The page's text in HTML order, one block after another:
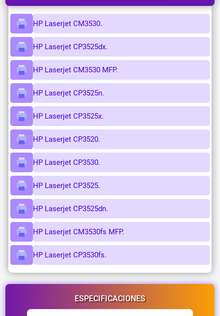
HP Laserjet CM3530.
HP Laserjet CP3525dx.
HP Laserjet CM3530 MFP.
HP Laserjet CP3525n.
HP Laserjet CP3525x.
HP Laserjet CP3520.
HP Laserjet CP3530.
HP Laserjet CP3525.
HP Laserjet CP3525dn.
HP Laserjet CM3530fs MFP.
HP Laserjet CP3530fs.
ESPECIFICACIONES